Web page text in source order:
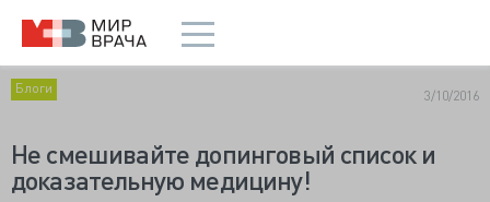
Блоги 3/10/2016
Не смешивайте допинговый список и
доказательную медицину!